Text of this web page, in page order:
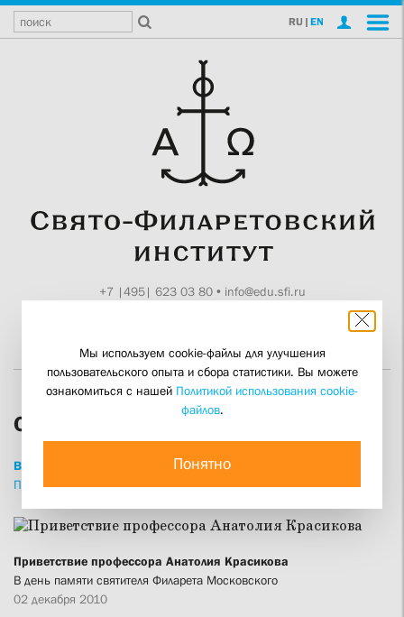
RU | EN
+7 |495| 623 03 80• info@edu.sfi.ru
СФИ сегодня
ВСЕ
ИНТЕРВЬЮ
ПРИВЕТСТВИЯ
ПРОПОВЕДИ ИЗДАНИЯ
Приветствие профессора Анатолия Красикова
В день памяти святителя Филарета Московского
02 декабря 2010
Мы используем cookie-файлы для улучшения
пользовательского опыта и сбора статистики. Вы можете
ознакомиться с нашей Политикой использования cookie-
файлов.
Понятно